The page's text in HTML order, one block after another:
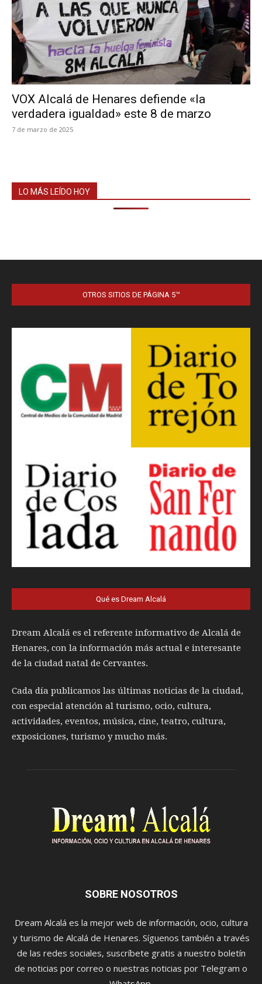
VOX Alcalá de Henares defiende «la
verdadera igualdad» este 8 de marzo
7 de marzo de 2025
LO MÁS LEÍDO HOY
OTROS SITIOS DE PÁGINA 5™
Qué es Dream Alcalá
Dream Alcalá es el referente informativo de Alcalá de
Henares, con la información más actual e interesante
de la ciudad natal de Cervantes.
Cada día publicamos las últimas noticias de la ciudad,
con especial atención al turismo, ocio, cultura,
actividades, eventos, música, cine, teatro, cultura,
exposiciones, turismo y mucho más.
SOBRE NOSOTROS
Dream Alcalá es la mejor web de información, ocio, cultura
y turismo de Alcalá de Henares. Síguenos también a través
de las redes sociales, suscríbete gratis a nuestro boletín
de noticias por correo o nuestras noticias por Telegram o